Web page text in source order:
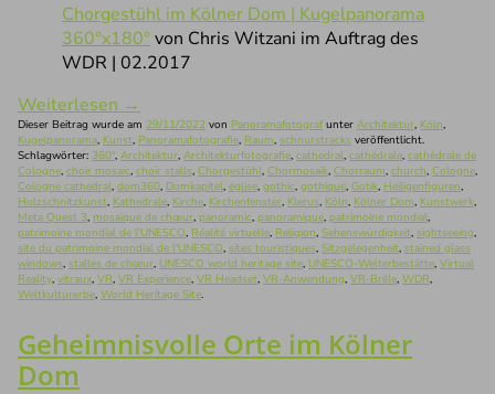
Chorgestühl im Kölner Dom | Kugelpanorama
360°x180°von Chris Witzani im Auftrag des
WDR | 02.2017
Weiterlesen →
Dieser Beitrag wurde am 29/11/2022 von Panoramafotografunter Architektur, Köln,
Kugelpanorama, Kunst, Panoramafotografie, Raum, schnurstracks veröffentlicht.
Schlagwörter: 360°, Architektur, Architekturfotografie, cathedral, cathédrale, cathédrale de
Cologne, choir mosaic, choir stalls, Chorgestühl, Chormosaik, Chorraum, church, Cologne,
Cologne cathedral, dom360, Domkapitel, église, gothic, gothique, Gotik, Heiligenfiguren,
Holzschnitzkunst, Kathedrale, Kirche, Kirchenfenster, Klerus, Köln, Kölner Dom, Kunstwerk,
Meta Quest 3, mosaïque de chœur, panoramic, panoramique, patrimoine mondial,
patrimoine mondial de l'UNESCO, Réalité virtuelle, Religion, Sehenswürdigkeit, sightseeing,
site du patrimoine mondial de l'UNESCO, sites touristiques, Sitzgelegenheit, stained glass
windows, stalles de chœur, UNESCO world heritage site, UNESCO-Welterbestätte, Virtual
Reality, vitraux, VR, VR Experience, VR Headset, VR-Anwendung, VR-Brille, WDR,
Weltkulturerbe, World Heritage Site.
Geheimnisvolle Orte im Kölner
Dom